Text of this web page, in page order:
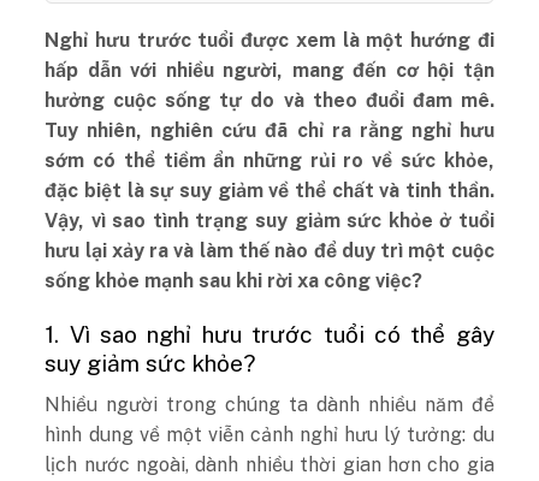
Nghỉ hưu trước tuổi được xem là một hướng đi
hấp dẫn với nhiều người, mang đến cơ hội tận
hưởng cuộc sống tự do và theo đuổi đam mê.
Tuy nhiên, nghiên cứu đã chỉ ra rằng nghỉ hưu
sớm có thể tiềm ẩn những rủi ro về sức khỏe,
đặc biệt là sự suy giảm về thể chất và tinh thần.
Vậy, vì sao tình trạng suy giảm sức khỏe ở tuổi
hưu lại xảy ra và làm thế nào để duy trì một cuộc
sống khỏe mạnh sau khi rời xa công việc?
1. Vì sao nghỉ hưu trước tuổi có thể gây
suy giảm sức khỏe?
Nhiều người trong chúng ta dành nhiều năm để
hình dung về một viễn cảnh nghỉ hưu lý tưởng: du
lịch nước ngoài, dành nhiều thời gian hơn cho gia